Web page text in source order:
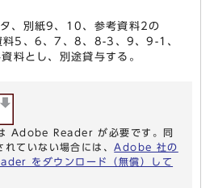
、別紙9、10、参考資料2の
料5、6、7、8、8-3、9、9-1、
料とし、別途貸与する。
Adobe Reader が必要です。同
ていない場合には、 Adobe 社の
をダウンロード（無償）して